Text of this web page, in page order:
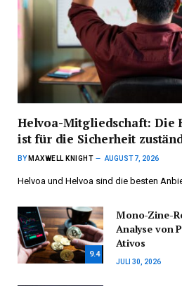
Helvoa-Mitgliedschaft: Die
ist für die Sicherheit
BY MAXWELL KNIGHT AUGUST 7, 2026
Helvoa und Helvoa sind die besten
9.4
Mono-Zine-
Analyse von
Ativos
JULI 30, 2026